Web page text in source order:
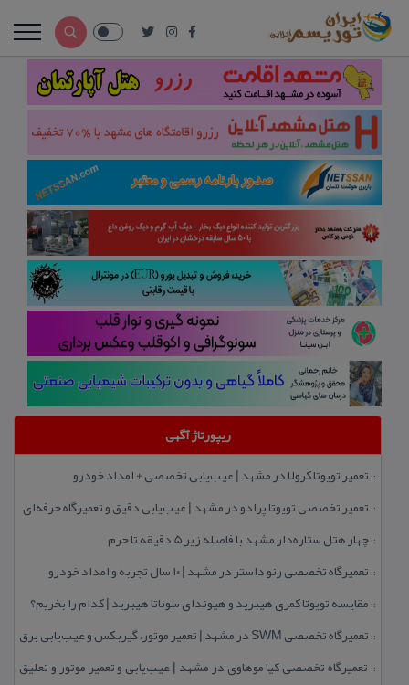
ریپورتاژ آگهی
:: تعمیر تویوتا كرولا در مشهد | عیب‌یابی تخصصی + امداد خودرو
:: تعمیر تخصصی تویوتا پرادو در مشهد | عیب‌یابی دقیق و تعمیرگاه حرفه‌ای
::چهار هتل‌ ستاره‌دار مشهد با فاصله زیر 5 دقیقه تا حرم
:: تعمیرگاه تخصصی رنو داستر در مشهد | ۱۰ سال تجربه و امداد خودرو
:: مقایسه تویوتا كمری هیبرید و هیوندای سوناتا هیبرید | كدام را بخریم؟
:: تعمیرگاه تخصصی SWM در مشهد | تعمیر موتور، گیربكس و عیب‌یابی برق
:: تعمیرگاه تخصصی كیا موهاوی در مشهد | عیب‌یابی و تعمیر موتور و تعلیق